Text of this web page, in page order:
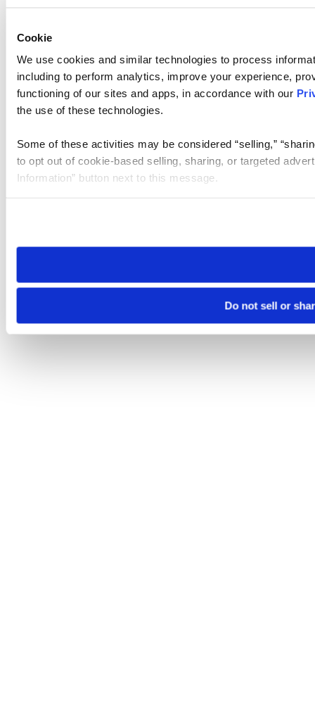
Cookie
We use cookies and similar technologies to process
including to perform analytics, improve your experience,
functioning of our sites and apps, in accordance with our
the use of these technologies.
Some of these activities may be considered “selling,”
to opt out of cookie-based selling, sharing, or targeted
Information” button next to this message.
need to be set again.
Do not sell or